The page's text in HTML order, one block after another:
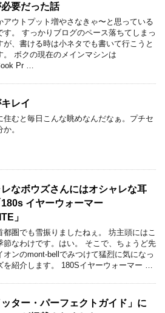
要だった話
アウトプット増やさなきゃ〜と思っている
す。 すっかりブログのペース落ちてしまっ
が、書ける時は小ネタでも書いて行こうと
。 ボクの現在のメインマシンは
Pr …
レイ
住むと毎日こんな眺めなんだなぁ。プチセ
。
なボウズさんにはオシャレな耳
イヤーウォーマー
」
都圏でも雪振りましたねぇ。 坊主頭にはこ
節なわけです。はい。 そこで、ちょうど先
オンのmont-bellでみつけて猛烈に気になっ
を紹介します。 180Sイヤーウォーマー …
ッター・パーフェクトガイド」に